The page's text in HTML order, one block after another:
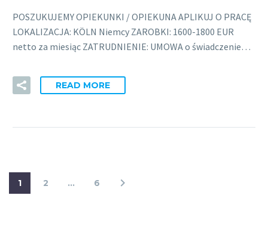
POSZUKUJEMY OPIEKUNKI / OPIEKUNA APLIKUJ O PRACĘ
LOKALIZACJA: KÖLN Niemcy ZAROBKI: 1600-1800 EUR
netto za miesiąc ZATRUDNIENIE: UMOWA o świadczenie…
READ MORE
1 2 … 6